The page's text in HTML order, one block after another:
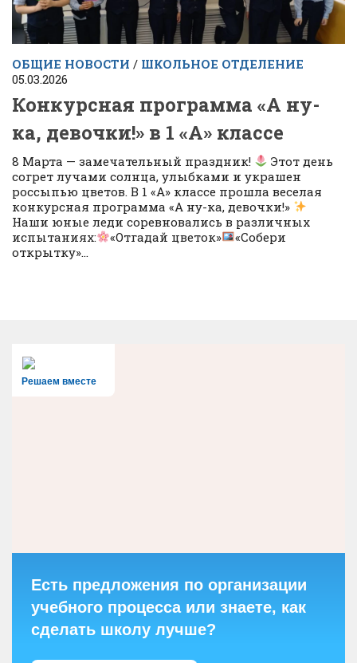
ОБЩИЕ НОВОСТИ / ШКОЛЬНОЕ ОТДЕЛЕНИЕ
05.03.2026
Конкурсная программа «А ну-
ка, девочки!» в 1 «А» классе
8 Марта — замечательный праздник!
Этот день
согрет лучами солнца, улыбками и украшен
россыпью цветов. В 1 «А» классе прошла веселая
конкурсная программа «А ну-ка, девочки!»
Наши юные леди соревновались в различных
испытаниях:
«Отгадай цветок»
«Собери
открытку»...
Решаем вместе
Есть предложения по организации
учебного процесса или знаете, как
сделать школу лучше?